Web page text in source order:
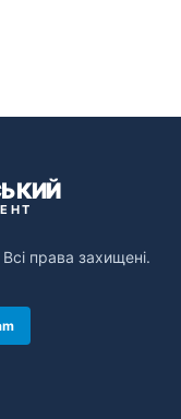
права захищені.